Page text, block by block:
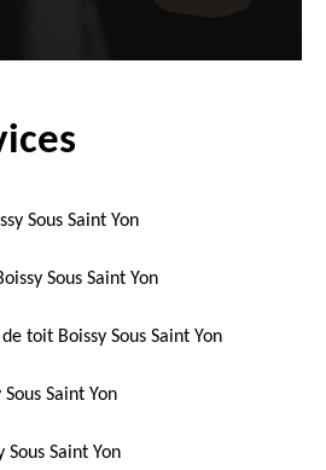
Sous Saint Yon
Sous Saint Yon
toit Boissy Sous Saint Yon
Saint Yon
Saint Yon